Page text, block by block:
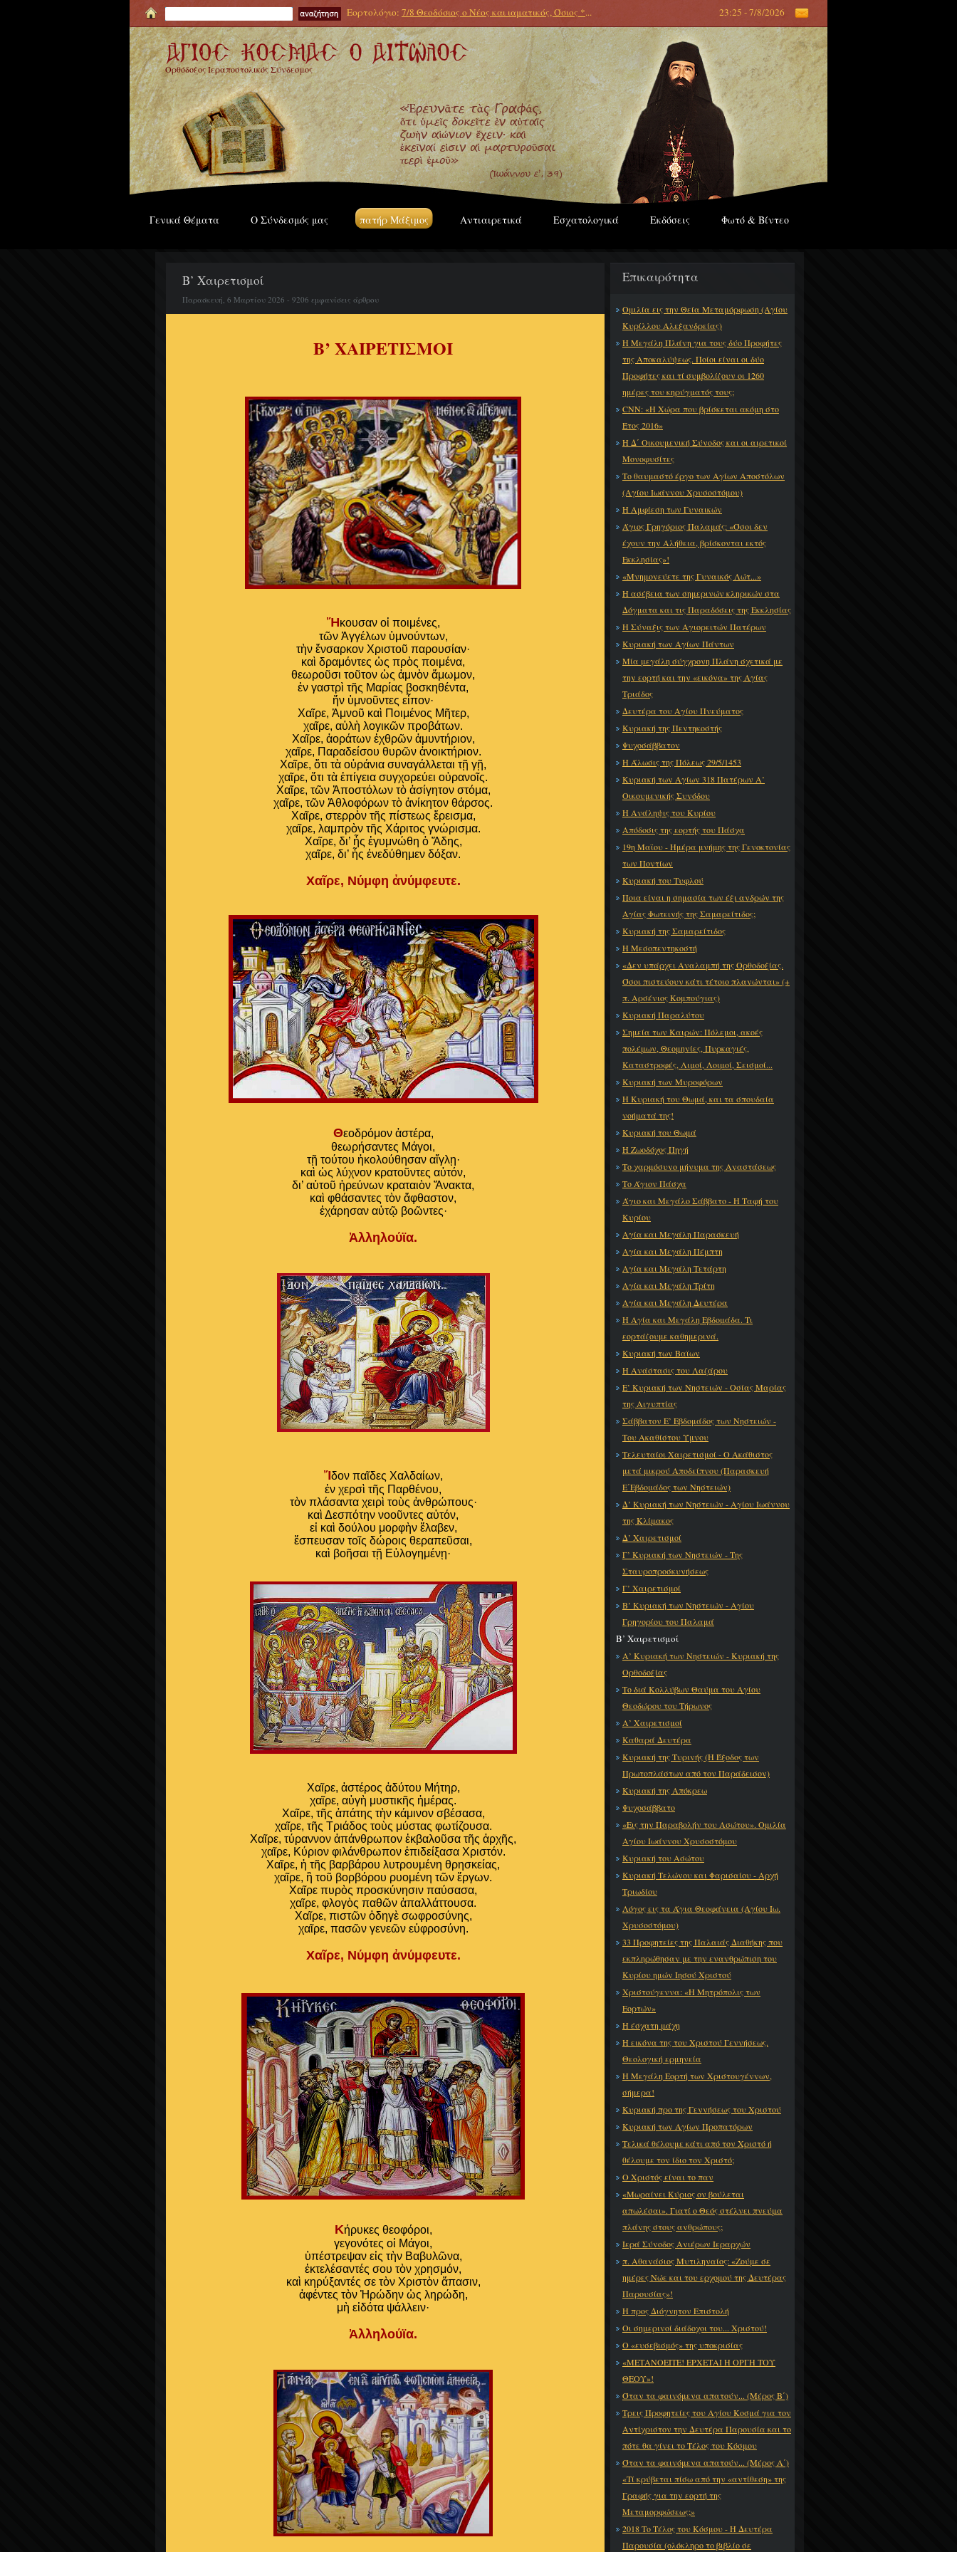
Εορτολόγιο: 7/8 Θεοδόσιος ο Νέος και ιαματικός, Όσιος *... 23:25 - 7/8/2026
Ορθόδοξος Ιεραποστολικός Σύνδεσμος
Γενικά Θέματα Ο Σύνδεσμός μας πατήρ Μάξιμος Αντιαιρετικά Εσχατολογικά Εκδόσεις Φωτό & Βίντεο
Επικαιρότητα
Ομιλία εις την Θεία Μεταμόρφωση (Αγίου
Κυρίλλου Αλεξανδρείας)
Η Μεγάλη Πλάνη για τους δύο Προφήτες
της Αποκαλύψεως. Ποίοι είναι οι δύο
Προφήτες και τί συμβολίζουν οι 1260
ημέρες του κηρύγματός τους;
CNN: «Η Χώρα που βρίσκεται ακόμη στο
Έτος 2016»
Η Δ΄ Οικουμενική Σύνοδος και οι αιρετικοί
Μονοφυσίτες
Το θαυμαστό έργο των Αγίων Αποστόλων
(Αγίου Ιωάννου Χρυσοστόμου)
Η Αμφίεση των Γυναικών
Άγιος Γρηγόριος Παλαμάς: «Όσοι δεν
έχουν την Αλήθεια, βρίσκονται εκτός
Εκκλησίας»!
«Μνημονεύετε της Γυναικός Λώτ...»
Η ασέβεια των σημερινών κληρικών στα
Δόγματα και τις Παραδόσεις της Εκκλησίας
Η Σύναξις των Αγιορειτών Πατέρων
Κυριακή των Αγίων Πάντων
Μία μεγάλη σύγχρονη Πλάνη σχετικά με
την εορτή και την «εικόνα» της Αγίας
Τριάδος
Δευτέρα του Αγίου Πνεύματος
Κυριακή της Πεντηκοστής
Ψυχοσάββατον
Η Άλωσις της Πόλεως 29/5/1453
Κυριακή των Αγίων 318 Πατέρων Α’
Οικουμενικής Συνόδου
Η Ανάληψις του Κυρίου
Απόδοσις της εορτής του Πάσχα
19η Μαϊου - Ημέρα μνήμης της Γενοκτονίας
των Ποντίων
Κυριακή του Τυφλού
Ποια είναι η σημασία των έξι ανδρών της
Αγίας Φωτεινής της Σαμαρείτιδος;
Κυριακή της Σαμαρείτιδος
Η Μεσοπεντηκοστή
«Δεν υπάρχει Αναλαμπή της Ορθοδοξίας.
Όσοι πιστεύουν κάτι τέτοιο πλανώνται» (+
π. Αρσένιος Κομπούγιας)
Κυριακή Παραλύτου
Σημεία των Καιρών: Πόλεμοι, ακοές
πολέμων, Θεομηνίες, Πυρκαγιές,
Καταστροφές, Λιμοί, Λοιμοί, Σεισμοί...
Κυριακή των Μυροφόρων
Η Κυριακή του Θωμά, και τα σπουδαία
νοήματά της!
Κυριακή του Θωμά
Η Ζωοδόχος Πηγή
Το χαρμόσυνο μήνυμα της Αναστάσεως
Το Άγιον Πάσχα
Άγιο και Μεγάλο Σάββατο - Η Ταφή του
Κυρίου
Αγία και Μεγάλη Παρασκευή
Αγία και Μεγάλη Πέμπτη
Αγία και Μεγάλη Τετάρτη
Αγία και Μεγάλη Τρίτη
Αγία και Μεγάλη Δευτέρα
Η Αγία και Μεγάλη Εβδομάδα. Τι
εορτάζουμε καθημερινά.
Κυριακή των Βαϊων
Η Ανάστασις του Λαζάρου
Ε’ Κυριακή των Νηστειών - Οσίας Μαρίας
της Αιγυπτίας
Σάββατον Ε’ Εβδομάδος των Νηστειών -
Του Ακαθίστου Ύμνου
Τελευταίοι Χαιρετισμοί - Ο Ακάθιστος
μετά μικρού Αποδείπνου (Παρασκευή
Ε΄Εβδομάδος των Νηστειών)
Δ’ Κυριακή των Νηστειών - Αγίου Ιωάννου
της Κλίμακος
Δ’ Χαιρετισμοί
Γ’ Κυριακή των Νηστειών - Της
Σταυροπροσκυνήσεως
Γ’ Χαιρετισμοί
Β’ Κυριακή των Νηστειών - Αγίου
Γρηγορίου του Παλαμά
Β’ Χαιρετισμοί
Α’ Κυριακή των Νηστειών - Κυριακή της
Ορθοδοξίας
Το διά Κολλύβων Θαύμα του Αγίου
Θεοδώρου του Τήρωνος
Α’ Χαιρετισμοί
Καθαρά Δευτέρα
Κυριακή της Τυρινής (Η Έξοδος των
Πρωτοπλάστων από τον Παράδεισον)
Κυριακή της Απόκρεω
Ψυχοσάββατο
«Εις την Παραβολήν του Ασώτου». Ομιλία
Αγίου Ιωάννου Χρυσοστόμου
Κυριακή του Ασώτου
Κυριακή Τελώνου και Φαρισαίου - Αρχή
Τριωδίου
Λόγος εις τα Άγια Θεοφάνεια (Αγίου Ιω.
Χρυσοστόμου)
33 Προφητείες της Παλαιάς Διαθήκης που
εκπληρώθησαν με την ενανθρώπιση του
Κυρίου ημών Ιησού Χριστού
Χριστούγεννα: «Η Μητρόπολις των
Εορτών»
Η έσχατη μάχη
Η εικόνα της του Χριστού Γεννήσεως.
Θεολογική ερμηνεία
Η Μεγάλη Εορτή των Χριστουγέννων,
σήμερα!
Κυριακή προ της Γεννήσεως του Χριστού
Κυριακή των Αγίων Προπατόρων
Τελικά θέλουμε κάτι από τον Χριστό ή
θέλουμε τον ίδιο τον Χριστό;
Ο Χριστός είναι το παν
«Μωραίνει Κύριος ον βούλεται
απωλέσαι». Γιατί ο Θεός στέλνει πνεύμα
πλάνης στους ανθρώπους;
Ιερά Σύνοδος Ανιέρων Ιεραρχών
π. Αθανάσιος Μυτιληναίος: «Ζούμε σε
ημέρες Νώε και του ερχομού της Δευτέρας
Παρουσίας»!
Η προς Διόγνητον Επιστολή
Οι σημερινοί διάδοχοι του... Χριστού!
Ο «ευσεβισμός» της υποκρισίας
«ΜΕΤΑΝΟΕΙΤΕ! ΕΡΧΕΤΑΙ Η ΟΡΓΗ ΤΟΥ
ΘΕΟΥ»!
Όταν τα φαινόμενα απατούν... (Μέρος Β΄)
Τρεις Προφητείες του Αγίου Κοσμά για τον
Αντίχριστον την Δευτέρα Παρουσία και το
πότε θα γίνει το Τέλος του Κόσμου
Όταν τα φαινόμενα απατούν... (Μέρος Α΄)
«Τί κρύβεται πίσω από την «αντίθεση» της
Γραφής για την εορτή της
Μεταμορφώσεως;»
2018 Το Τέλος του Κόσμου - Η Δευτέρα
Παρουσία (ολόκληρο το βιβλίο σε
Β’ Χαιρετισμοί
Παρασκευή, 6 Μαρτίου 2026 - 9206 εμφανίσεις άρθρου
Β’ ΧΑΙΡΕΤΙΣΜΟΙ
Ἤκουσαν oἱ ποιμένες,
τῶν Ἀγγέλων ὑμνούντων,
τὴν ἔνσαρκον Χριστοῦ παρουσίαν·
καὶ δραμόντες ὡς πρὸς ποιμένα,
θεωροῦσι τοῦτον ὡς ἀμνὸν ἄμωμον,
ἐν γαστρὶ τῆς Μαρίας βοσκηθέντα,
ἥν ὑμνοῦντες εἶπον·
Χαῖρε, Ἀμνοῦ καὶ Ποιμένος Μῆτερ,
χαῖρε, αὐλὴ λογικῶν προβάτων.
Χαῖρε, ἀοράτων ἐχθρῶν ἀμυντήριον,
χαῖρε, Παραδείσου θυρῶν ἀνοικτήριον.
Χαῖρε, ὅτι τὰ οὐράνια συναγάλλεται τῇ γῇ,
χαῖρε, ὅτι τὰ ἐπίγεια συγχορεύει οὐρανοῖς.
Χαῖρε, τῶν Ἀποστόλων τὸ ἀσίγητον στόμα,
χαῖρε, τῶν Ἀθλοφόρων τὸ ἀνίκητον θάρσος.
Χαῖρε, στερρὸν τῆς πίστεως ἔρεισμα,
χαῖρε, λαμπρὸν τῆς Χάριτος γνώρισμα.
Χαῖρε, δι’ ἧς ἐγυμνώθη ὁ Ἅδης,
χαῖρε, δι’ ἧς ἐνεδύθημεν δόξαν.
Χαῖρε, Νύμφη ἀνύμφευτε.
Θεοδρόμον ἀστέρα,
θεωρήσαντες Μάγοι,
τῇ τούτου ἠκολούθησαν αἴγλῃ·
καὶ ὡς λύχνον κρατοῦντες αὐτόν,
δι’ αὐτοῦ ἠρεύνων κραταιὸν Ἄνακτα,
καὶ φθάσαντες τὸν ἄφθαστον,
ἐχάρησαν αὐτῷ βοῶντες·
Ἀλληλούϊα.
Ἴδον παῖδες Χαλδαίων,
ἐν χερσὶ τῆς Παρθένου,
τὸν πλάσαντα χειρὶ τοὺς ἀνθρώπους·
καὶ Δεσπότην νοοῦντες αὐτόν,
εἰ καὶ δούλου μορφὴν ἔλαβεν,
ἔσπευσαν τοῖς δώροις θεραπεῦσαι,
καὶ βοῆσαι τῇ Εὐλογημένῃ·
Χαῖρε, ἀστέρος ἀδύτου Μήτηρ,
χαῖρε, αὐγὴ μυστικῆς ἡμέρας.
Χαῖρε, τῆς ἀπάτης τὴν κάμινον σβέσασα,
χαῖρε, τῆς Τριάδος τοὺς μύστας φωτίζουσα.
Χαῖρε, τύραννον ἀπάνθρωπον ἐκβαλοῦσα τῆς ἀρχῆς,
χαῖρε, Κύριον φιλάνθρωπον ἐπιδείξασα Χριστόν.
Χαῖρε, ἡ τῆς βαρβάρου λυτρουμένη θρησκείας,
χαῖρε, ἢ τοῦ βορβόρου ρυομένη τῶν ἔργων.
Χαῖρε πυρὸς προσκύνησιν παύσασα,
χαῖρε, φλογὸς παθῶν ἀπαλλάττουσα.
Χαῖρε, πιστῶν ὁδηγὲ σωφροσύνης,
χαῖρε, πασῶν γενεῶν εὐφροσύνη.
Χαῖρε, Νύμφη ἀνύμφευτε.
Κήρυκες θεοφόροι,
γεγονότες οἱ Μάγοι,
ὑπέστρεψαν εἰς τὴν Βαβυλῶνα,
ἐκτελέσαντές σου τὸν χρησμόν,
καὶ κηρύξαντές σε τὸν Χριστὸν ἅπασιν,
ἀφέντες τὸν Ἡρώδην ὡς ληρώδη,
μὴ εἰδότα ψάλλειν·
Ἀλληλούϊα.